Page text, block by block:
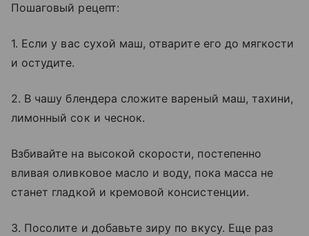
Пошаговый рецепт:
1. Если у вас сухой маш, отварите его до мягкости
и остудите.
2. В чашу блендера сложите вареный маш, тахини,
лимонный сок и чеснок.
Взбивайте на высокой скорости, постепенно
вливая оливковое масло и воду, пока масса не
станет гладкой и кремовой консистенции.
3. Посолите и добавьте зиру по вкусу. Еще раз